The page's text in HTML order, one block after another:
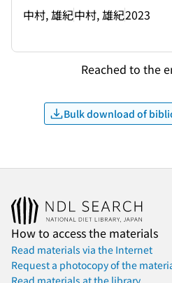
中村, 雄紀中村, 雄紀2023
Reached to the
Bulk download of
How to access the materials
Read materials via the Internet
Request a photocopy of the
Read materials at the library